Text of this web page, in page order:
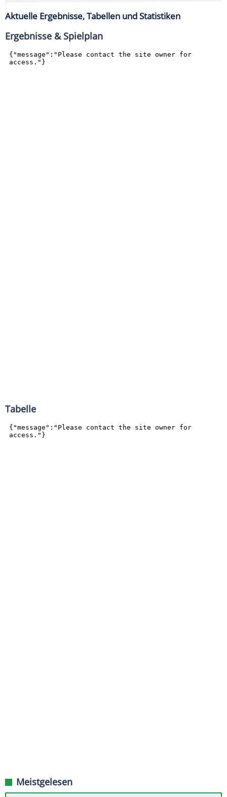
Aktuelle Ergebnisse, Tabellen und Statistiken
Ergebnisse & Spielplan
Tabelle
Meistgelesen